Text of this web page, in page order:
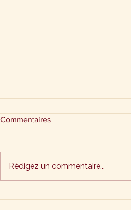
Commentaires
Rédigez un commentaire...